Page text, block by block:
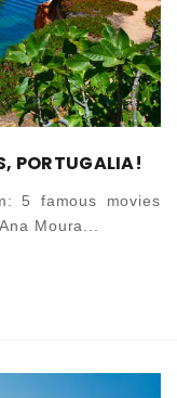
PORTUGALIA!
5 famous movies
Moura...